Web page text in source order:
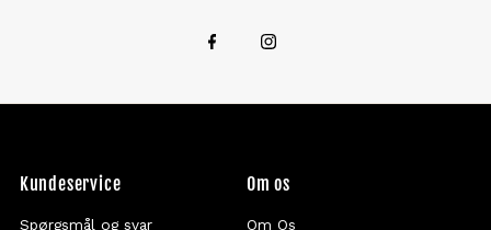
Kundeservice
Spørgsmål og svar
Om os
Om Os